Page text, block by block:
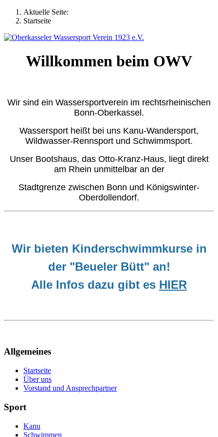
Aktuelle Seite:
Startseite
Willkommen beim OWV
Wir sind ein Wassersportverein im rechtsrheinischen
Bonn-Oberkassel.
Wassersport heißt bei uns Kanu-Wandersport,
Wildwasser-Rennsport und Schwimmsport.
Unser Bootshaus, das Otto-Kranz-Haus, liegt direkt
am Rhein unmittelbar an der
Stadtgrenze zwischen Bonn und Königswinter-
Oberdollendorf.
Wir bieten Kinderschwimmkurse in
der "Beueler Bütt" an!
Alle Infos dazu gibt es HIER
Allgemeines
Startseite
Über uns
Vorstand und Ansprechpartner
Sport
Kanu
Schwimmen